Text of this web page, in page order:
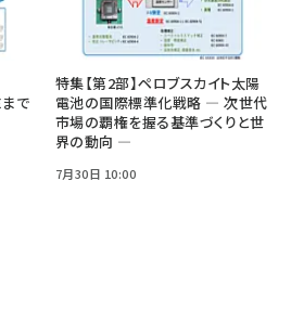
で
特集【第2部】ペロブスカイト太陽
電池の国際標準化戦略 ― 次世代
市場の覇権を握る基準づくりと世
界の動向 ―
7月30日 10:00